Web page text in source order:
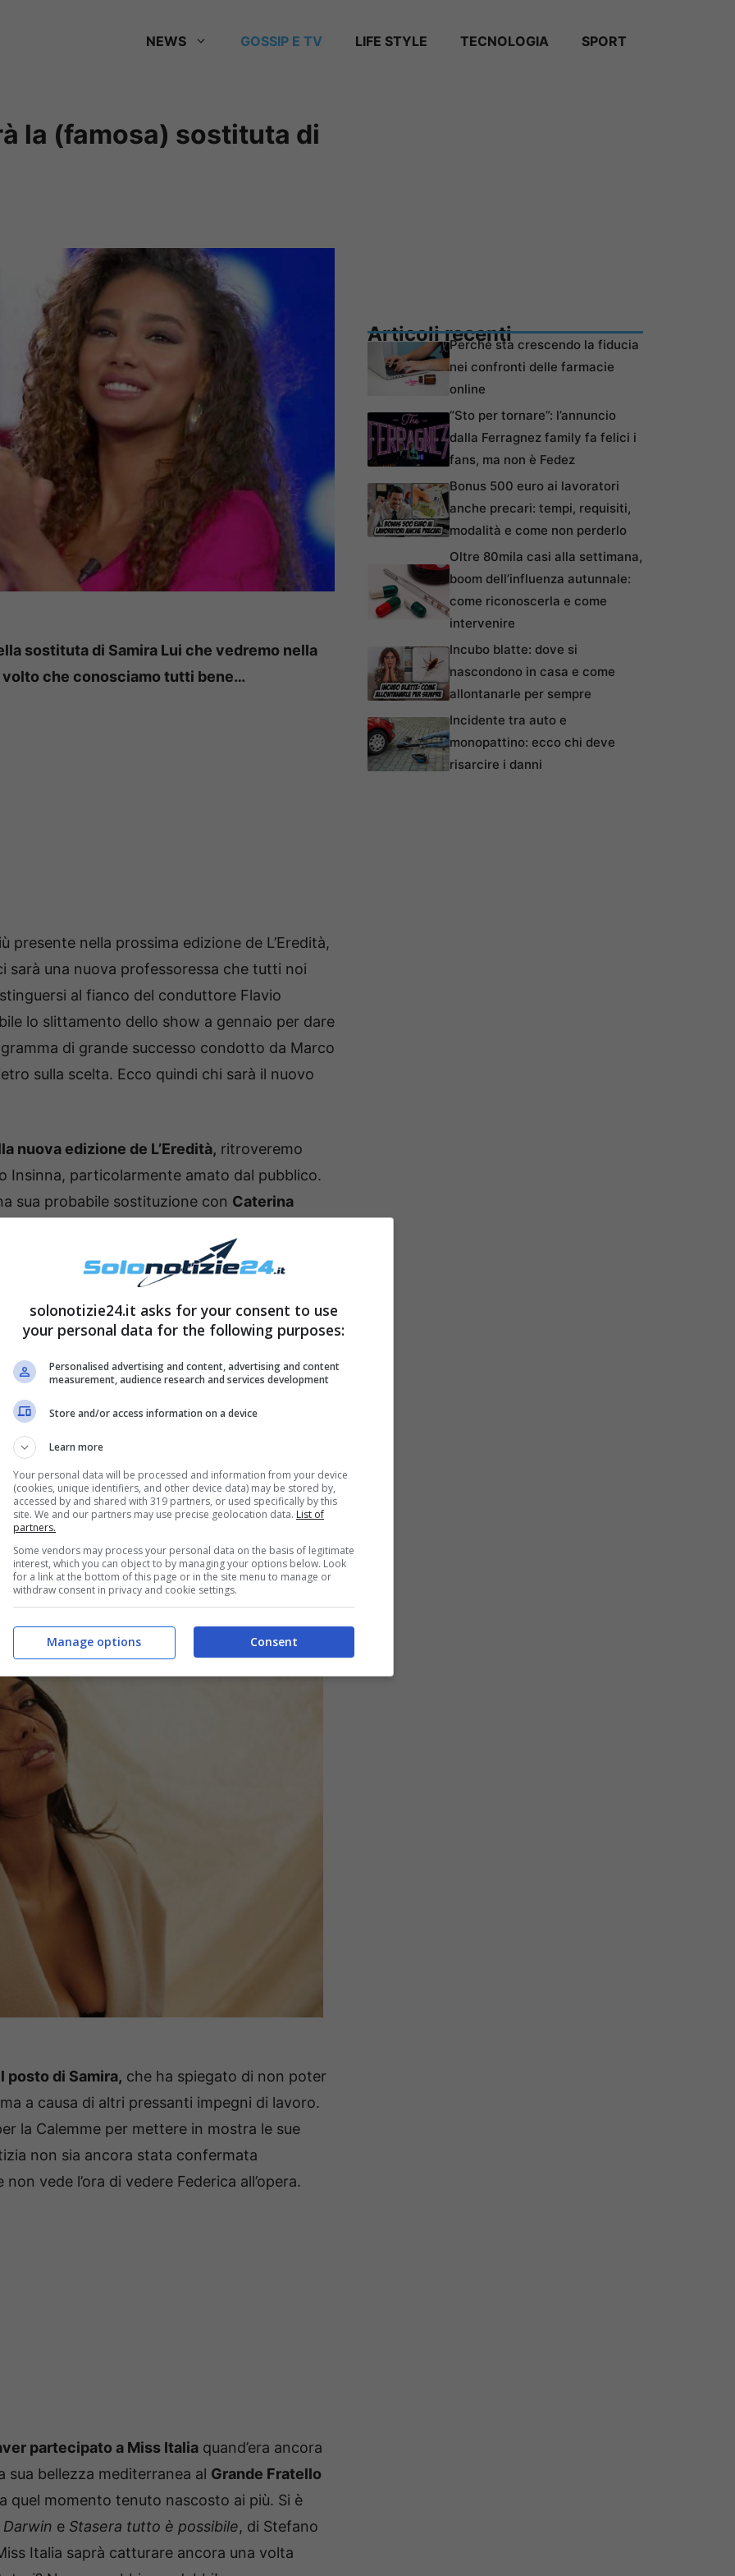
NEWS GOSSIP E TV LIFE STYLE TECNOLOGIA SPORT
la (famosa) sostituta di
sostituta di Samira Lui che vedremo nella
volto che conosciamo tutti bene…
presente nella prossima edizione de L’Eredità,
sarà una nuova professoressa che tutti noi
al fianco del conduttore Flavio
lo slittamento dello show a gennaio per dare
di grande successo condotto da Marco
sulla scelta. Ecco quindi chi sarà il nuovo
nuova edizione de L’Eredità, ritroveremo
Insinna, particolarmente amato dal pubblico.
sua probabile sostituzione con Caterina
molto diverso al programma). Ecco chi
de L’Eredità!
professoressa
come professoressa de L’Eredità sarà la
.
posto di Samira, che ha spiegato di non poter
a causa di altri pressanti impegni di lavoro.
la Calemme per mettere in mostra le sue
non sia ancora stata confermata
vede l’ora di vedere Federica all’opera.
partecipato a Miss Italia quand’era ancora
bellezza mediterranea al Grande Fratello
quel momento tenuto nascosto ai più. Si è
Darwin e Stasera tutto è possibile, di Stefano
Italia saprà catturare ancora una volta
Articoli recentiPerché sta crescendo la fiducia
nei confronti delle farmacie
online
“Sto per tornare”: l’annuncio
dalla Ferragnez family fa felici i
fans, ma non è Fedez
Bonus 500 euro ai lavoratori
anche precari: tempi, requisiti,
modalità e come non perderlo
Oltre 80mila casi alla settimana,
boom dell’influenza autunnale:
come riconoscerla e come
intervenire
Incubo blatte: dove si
nascondono in casa e come
allontanarle per sempre
Incidente tra auto e
monopattino: ecco chi deve
risarcire i danni
solonotizie24.it asks for your consent to use
your personal data for the following purposes:
Personalised advertising and content, advertising and content
measurement, audience research and services development
Store and/or access information on a device
Learn more
Your personal data will be processed and information from your device
(cookies, unique identifiers, and other device data) may be stored by,
accessed by and shared with 319 partners, or used specifically by this
site. We and our partners may use precise geolocation data. List of
partners.
Some vendors may process your personal data on the basis of legitimate
interest, which you can object to by managing your options below. Look
for a link at the bottom of this page or in the site menu to manage or
withdraw consent in privacy and cookie settings.
Consent
Manage options